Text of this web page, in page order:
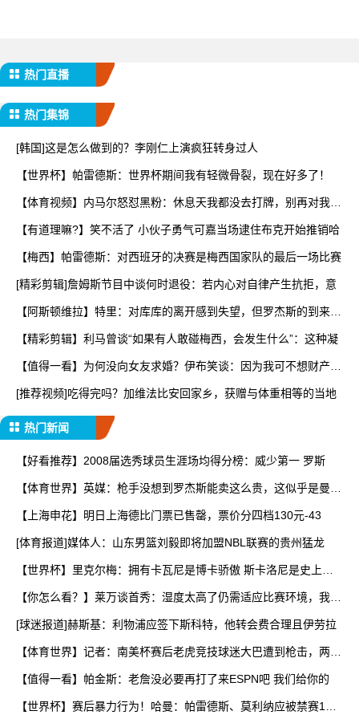
热门直播
热门集锦
[韩国]这是怎么做到的？李刚仁上演疯狂转身过人
【世界杯】帕雷德斯：世界杯期间我有轻微骨裂，现在好多了！
【体育视频】内马尔怒怼黑粉：休息天我都没去打牌，别再对我指
【有道理嘛?】笑不活了 小伙子勇气可嘉当场逮住布克开始推销哈
【梅西】帕雷德斯：对西班牙的决赛是梅西国家队的最后一场比赛
[精彩剪辑]詹姆斯节目中谈何时退役：若内心对自律产生抗拒，意
【阿斯顿维拉】特里：对库库的离开感到失望，但罗杰斯的到来又
【精彩剪辑】利马曾谈“如果有人敢碰梅西，会发生什么”：这种凝
【值得一看】为何没向女友求婚？伊布笑谈：因为我可不想财产被
[推荐视频]吃得完吗？加维法比安回家乡，获赠与体重相等的当地
热门新闻
【好看推荐】2008届选秀球员生涯场均得分榜：威少第一 罗斯
【体育世界】英媒：枪手没想到罗杰斯能卖这么贵，这似乎是曼城
【上海申花】明日上海德比门票已售罄，票价分四档130元-43
[体育报道]媒体人：山东男篮刘毅即将加盟NBL联赛的贵州猛龙
【世界杯】里克尔梅：拥有卡瓦尼是博卡骄傲 斯卡洛尼是史上最
【你怎么看？】莱万谈首秀：湿度太高了仍需适应比赛环境，我还
[球迷报道]赫斯基：利物浦应签下斯科特，他转会费合理且伊劳拉
【体育世界】记者：南美杯赛后老虎竞技球迷大巴遭到枪击，两人
【值得一看】帕金斯：老詹没必要再打了来ESPN吧 我们给你的
【世界杯】赛后暴力行为！哈曼：帕雷德斯、莫利纳应被禁赛1